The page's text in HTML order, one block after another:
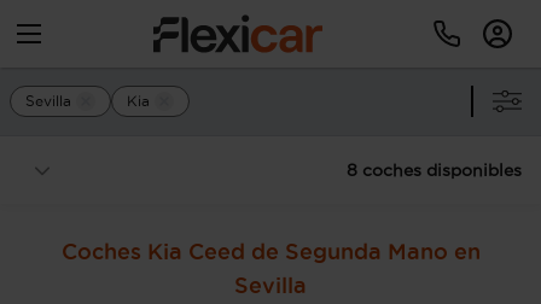
Sevilla Kia
8 coches disponibles
Coches Kia Ceed de Segunda Mano en
Sevilla